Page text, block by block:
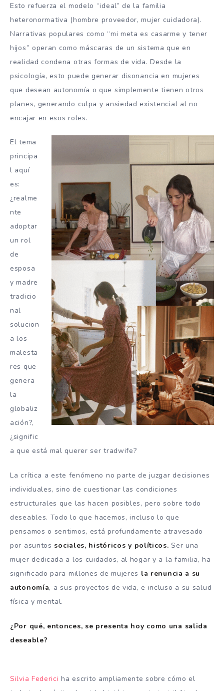
Esto refuerza el modelo “ideal” de la familia
heteronormativa (hombre proveedor, mujer cuidadora).
Narrativas populares como “mi meta es casarme y tener
hijos” operan como máscaras de un sistema que en
realidad condena otras formas de vida. Desde la
psicología, esto puede generar disonancia en mujeres
que desean autonomía o que simplemente tienen otros
planes, generando culpa y ansiedad existencial al no
encajar en esos roles.
El tema
principa
l aquí
es:
¿realme
nte
adoptar
un rol
de
esposa
y madre
tradicio
nal
solucion
a los
malesta
res que
genera
la
globaliz
ación?,
¿signific
a que está mal querer ser tradwife?
La crítica a este fenómeno no parte de juzgar decisiones
individuales, sino de cuestionar las condiciones
estructurales que las hacen posibles, pero sobre todo
deseables. Todo lo que hacemos, incluso lo que
pensamos o sentimos, está profundamente atravesado
por asuntossociales, históricos y políticos. Ser una
mujer dedicada a los cuidados, al hogar y a la familia, ha
significado para millones de mujeres la renuncia a su
autonomía, a sus proyectos de vida, e incluso a su salud
física y mental.
¿Por qué, entonces, se presenta hoy como una salida
deseable?
Silvia Federici ha escrito ampliamente sobre cómo el